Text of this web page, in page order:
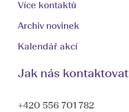
Více kontaktů
Archiv novinek
Kalendář akcí
Jak nás kontaktovat
+420 556 701 782